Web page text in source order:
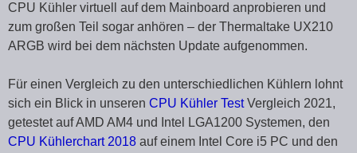
CPU Kühler virtuell auf dem Mainboard anprobieren und
zum großen Teil sogar anhören – der Thermaltake UX210
ARGB wird bei dem nächsten Update aufgenommen.
Für einen Vergleich zu den unterschiedlichen Kühlern lohnt
sich ein Blick in unseren CPU Kühler TestVergleich 2021,
getestet auf AMD AM4 und Intel LGA1200 Systemen, den
CPU Kühlerchart 2018 auf einem Intel Core i5 PC und den